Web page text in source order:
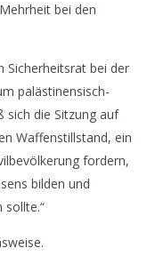
bei den
Sicherheitsrat bei der
palästinensisch-
sich die Sitzung auf
Waffenstillstand, ein
fordern,
bilden und
sollte.“